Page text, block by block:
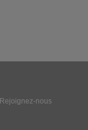
Rejoignez-nous